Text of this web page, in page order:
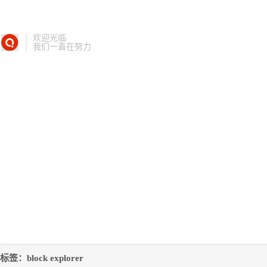
欢迎光临
我们一直在努力
标签：block explorer